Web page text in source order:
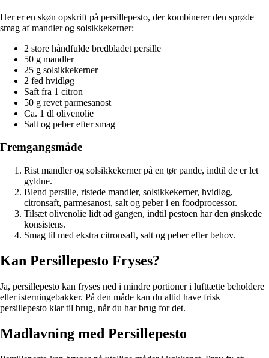
Her er en skøn opskrift på persillepesto, der kombinerer den sprøde
smag af mandler og solsikkekerner:
2 store håndfulde bredbladet persille
50 g mandler
25 g solsikkekerner
2 fed hvidløg
Saft fra 1 citron
50 g revet parmesanost
Ca. 1 dl olivenolie
Salt og peber efter smag
Fremgangsmåde
Rist mandler og solsikkekerner på en tør pande, indtil de er let
gyldne.
Blend persille, ristede mandler, solsikkekerner, hvidløg,
citronsaft, parmesanost, salt og peber i en foodprocessor.
Tilsæt olivenolie lidt ad gangen, indtil pestoen har den ønskede
konsistens.
Smag til med ekstra citronsaft, salt og peber efter behov.
Kan Persillepesto Fryses?
Ja, persillepesto kan fryses ned i mindre portioner i lufttætte beholdere
eller isterningebakker. På den måde kan du altid have frisk
persillepesto klar til brug, når du har brug for det.
Madlavning med Persillepesto